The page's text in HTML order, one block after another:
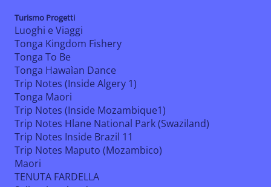
Turismo Progetti
Luoghi e Viaggi
Tonga Kingdom Fishery
Tonga To Be
Tonga Hawaìan Dance
Trip Notes (Inside Algery 1)
Tonga Maori
Trip Notes (Inside Mozambique1)
Trip Notes Hlane National Park (Swaziland)
Trip Notes Inside Brazil 11
Trip Notes Maputo (Mozambico)
Maori
TENUTA FARDELLA